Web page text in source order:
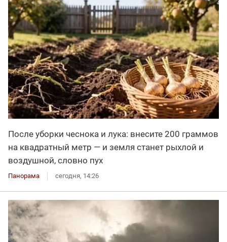
После уборки чеснока и лука: внесите 200 граммов
на квадратный метр — и земля станет рыхлой и
воздушной, словно пух
Панорама сегодня, 14:26